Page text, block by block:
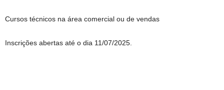
Cursos técnicos na área comercial ou de vendas
Inscrições abertas até o dia 11/07/2025.